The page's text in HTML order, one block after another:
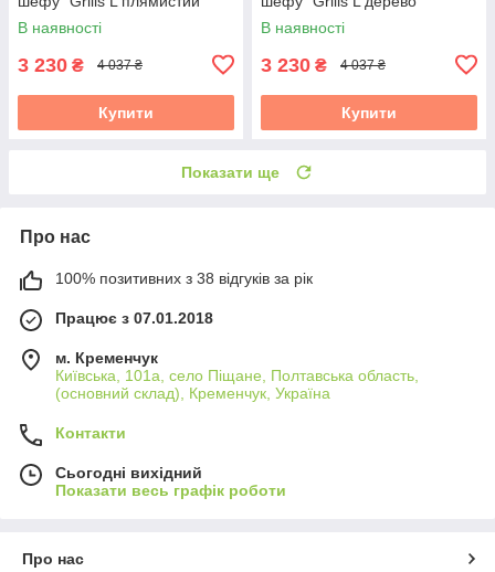
В наявності
3 230 ₴ 4 037 ₴
Купити
В наявності
3 230 ₴ 4 037 ₴
Купити
Показати ще
Про нас
100% позитивних з 38 відгуків за рік
Працює з 07.01.2018
м. Кременчук
Київська, 101а, село Піщане, Полтавська область,
(основний склад), Кременчук, Україна
Контакти
Сьогодні вихідний
Показати весь графік роботи
Про нас